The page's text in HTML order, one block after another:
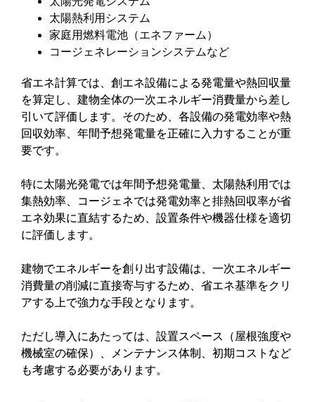
太陽熱利用システム
家庭用燃料電池（エネファーム）
コージェネレーションシステムなど
省エネ計算では、創エネ設備による発電量や熱回収量
を算定し、建物全体の一次エネルギー消費量から差し
引いて評価します。そのため、各設備の発電効率や熱
回収効率、年間予想発電量を正確に入力することが重
要です。
特に太陽光発電では年間予想発電量、太陽熱利用では
集熱効率、コージェネでは発電効率と排熱回収率が省
エネ効果に直結するため、設置条件や機器仕様を適切
に評価します。
建物でエネルギーを創り出す設備は、一次エネルギー
消費量の削減に直接寄与するため、省エネ基準をクリ
アする上で強力な手段となります。
ただし導入にあたっては、設置スペース（屋根強度や
機械室の確保）、メンテナンス体制、初期コストなど
も考慮する必要があります。